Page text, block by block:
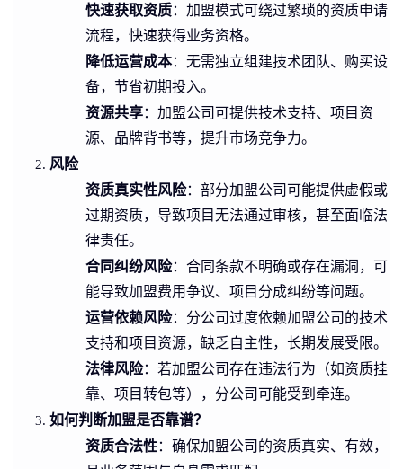
快速获取资质：加盟模式可绕过繁琐的资质申请
流程，快速获得业务资格。
降低运营成本：无需独立组建技术团队、购买设
备，节省初期投入。
资源共享：加盟公司可提供技术支持、项目资
源、品牌背书等，提升市场竞争力。
风险
资质真实性风险：部分加盟公司可能提供虚假或
过期资质，导致项目无法通过审核，甚至面临法
律责任。
合同纠纷风险：合同条款不明确或存在漏洞，可
能导致加盟费用争议、项目分成纠纷等问题。
运营依赖风险：分公司过度依赖加盟公司的技术
支持和项目资源，缺乏自主性，长期发展受限。
法律风险：若加盟公司存在违法行为（如资质挂
靠、项目转包等），分公司可能受到牵连。
如何判断加盟是否靠谱？
资质合法性：确保加盟公司的资质真实、有效，